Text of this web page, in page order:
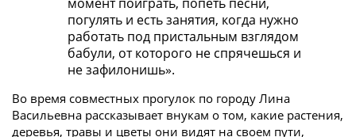
погулять и есть занятия, когда нужно
работать под пристальным взглядом
бабули, от которого не спрячешься и
не зафилонишь».
Во время совместных прогулок по городу Лина
Васильевна рассказывает внукам о том, какие растения,
деревья, травы и цветы они видят на своем пути,